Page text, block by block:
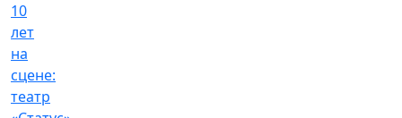
10
лет
на
сцене:
театр